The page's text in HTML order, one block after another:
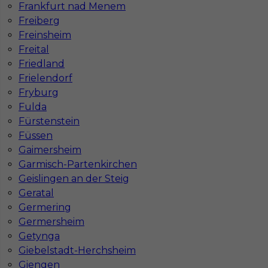
Frankfurt nad Menem
Freiberg
Freinsheim
Freital
Friedland
Frielendorf
Fryburg
Fulda
Fürstenstein
Füssen
Gaimersheim
Garmisch-Partenkirchen
Geislingen an der Steig
Geratal
Germering
Germersheim
Getynga
Giebelstadt-Herchsheim
Giengen
InServ © 2014 – 2026 | Wszelkie prawa zastrzeżone
Witryna korzysta z ciasteczek